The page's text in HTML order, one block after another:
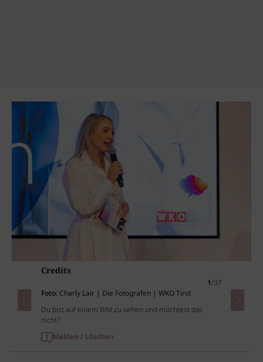
Credits
1/37
Foto: Charly Lair | Die Fotografen | WKO Tirol
Du bist auf einem Bild zu sehen und möchtest das
nicht?
Melden / Löschen